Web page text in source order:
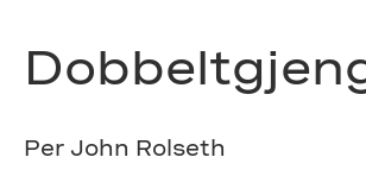
Per John Rolseth